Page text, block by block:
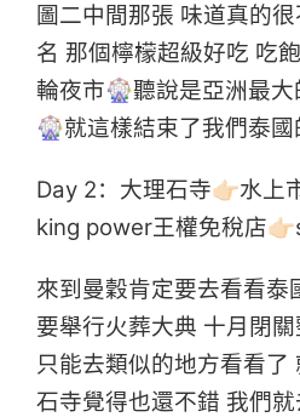
圖二中間那張 味道真的
名 那個檸檬超級好吃 吃
輪夜市🎡聽說是亞洲最
🎡就這樣結束了我們泰
Day 2：大理石寺👉🏻水上
king power王權免稅店
來到曼穀肯定要去看看泰
要舉行火葬大典 十月閉
只能去類似的地方看看了
石寺覺得也還不錯 我們